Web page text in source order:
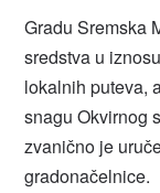
Gradu Sremska
sredstva u
lokalnih puteva,
snagu Okvirnog
zvanično je
gradonačelnice.